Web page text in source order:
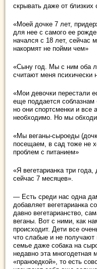
скрывать даже от близких
«Моей дочке 7 лет,
для нее с самого ее
начался с 18 лет, сейчас
накормят не пойми чем»
«Сыну год. Мы с ним оба
считают меня психически
«Мои девочки перестали
еще поддается соблазнам
но они спортсменки и все
необходимо. Но мы
«Мы веганы-сыроеды
посещаем, в сад тоже не
проблем с питанием»
«Я вегетарианка три
сейчас 7 месяцев».
— Есть среди нас одна
добавляет вегетарианка
давно вегетарианство,
веганы. Вот с ними, как
происходит. Дети все
что слабые и не получают
семье даже собака на
недавно эта многодетная
«праноедкой», то есть